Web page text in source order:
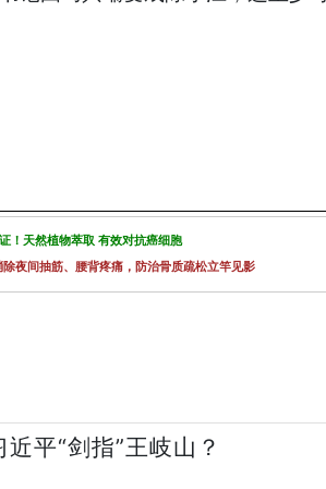
！天然植物萃取 有效对抗癌细胞
夜间抽筋、腰背疼痛，防治骨质疏松立竿见影
近平“剑指”王岐山？